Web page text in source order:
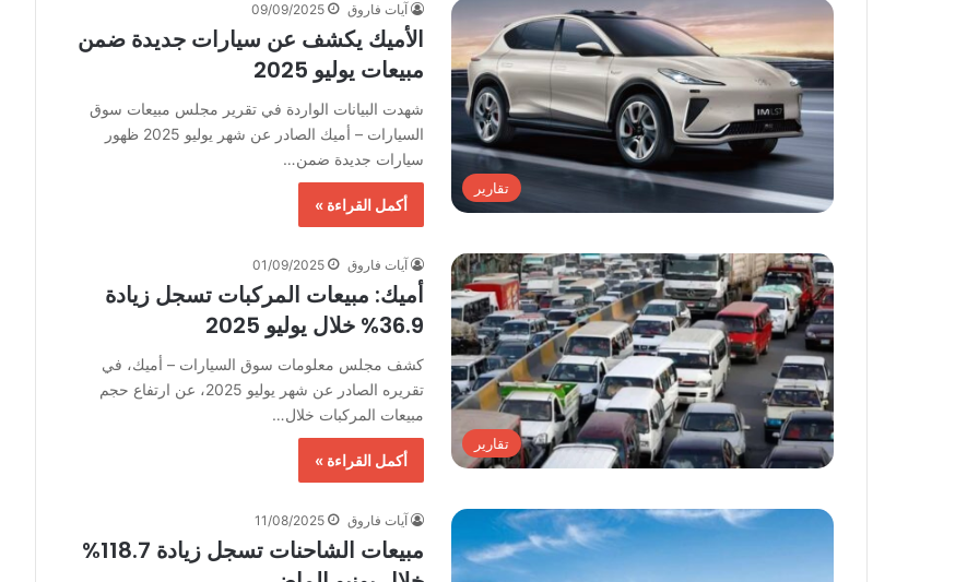
تقارير
آيات فاروق 09/09/2025
الأميك يكشف عن سيارات جديدة ضمن
مبيعات يوليو 2025
شهدت البيانات الواردة في تقرير مجلس مبيعات سوق
السيارات – أميك الصادر عن شهر يوليو 2025 ظهور
سيارات جديدة ضمن…
أكمل القراءة »
تقارير
آيات فاروق 01/09/2025
أميك: مبيعات المركبات تسجل زيادة
36.9% خلال يوليو 2025
كشف مجلس معلومات سوق السيارات – أميك، في
تقريره الصادر عن شهر يوليو 2025، عن ارتفاع حجم
مبيعات المركبات خلال…
أكمل القراءة »
آيات فاروق 11/08/2025
مبيعات الشاحنات تسجل زيادة 118.7%